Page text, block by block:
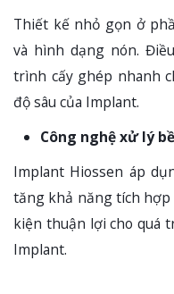
Thiết kế nhỏ gọn ở
và hình dạng nón.
trình cấy ghép nhanh
độ sâu của Implant.
Công nghệ xử lý
Implant Hiossen áp
tăng khả năng tích
kiện thuận lợi cho quá
Implant.